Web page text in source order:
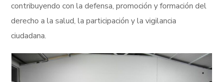
contribuyendo con la defensa, promoción y formación del
derecho a la salud, la participación y la vigilancia
ciudadana.